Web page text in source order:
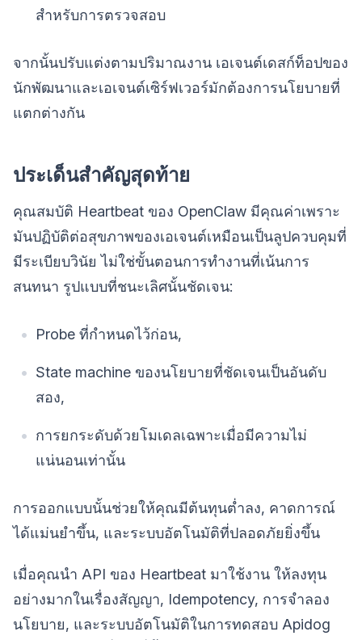
สำหรับการตรวจสอบ
จากนั้นปรับแต่งตามปริมาณงาน เอเจนต์เดสก์ท็อปของ
นักพัฒนาและเอเจนต์เซิร์ฟเวอร์มักต้องการนโยบายที่
แตกต่างกัน
ประเด็นสำคัญสุดท้าย
คุณสมบัติ Heartbeat ของ OpenClaw มีคุณค่าเพราะ
มันปฏิบัติต่อสุขภาพของเอเจนต์เหมือนเป็นลูปควบคุมที่
มีระเบียบวินัย ไม่ใช่ขั้นตอนการทำงานที่เน้นการ
สนทนา รูปแบบที่ชนะเลิศนั้นชัดเจน:
Probe ที่กำหนดไว้ก่อน,
State machine ของนโยบายที่ชัดเจนเป็นอันดับ
สอง,
การยกระดับด้วยโมเดลเฉพาะเมื่อมีความไม่
แน่นอนเท่านั้น
การออกแบบนั้นช่วยให้คุณมีต้นทุนต่ำลง, คาดการณ์
ได้แม่นยำขึ้น, และระบบอัตโนมัติที่ปลอดภัยยิ่งขึ้น
เมื่อคุณนำ API ของ Heartbeat มาใช้งาน ให้ลงทุน
อย่างมากในเรื่องสัญญา, Idempotency, การจำลอง
นโยบาย, และระบบอัตโนมัติในการทดสอบ Apidog